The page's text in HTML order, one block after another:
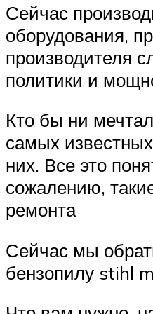
Сейчас
оборудования,
производителя
политики и
Кто бы ни
самых
них. Все это
сожалению,
ремонта
Сейчас мы
бензопилу stihl